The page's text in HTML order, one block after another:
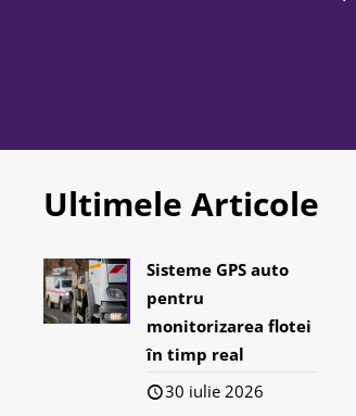
Ultimele Articole
Sisteme GPS auto
pentru
monitorizarea flotei
în timp real
30 iulie 2026